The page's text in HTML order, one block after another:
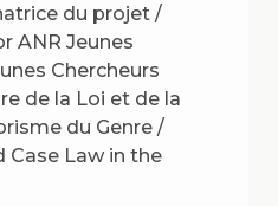
du projet /
ANR Jeunes
Chercheurs
de la Loi et de la
du Genre /
Case Law in the